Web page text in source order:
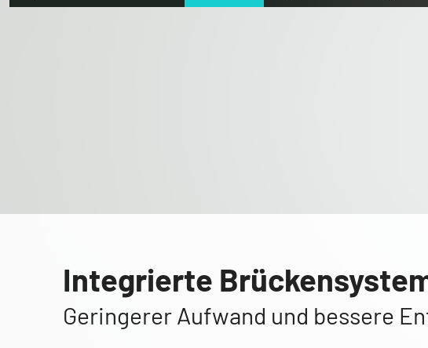
Integrierte
Geringerer Aufwand und bessere